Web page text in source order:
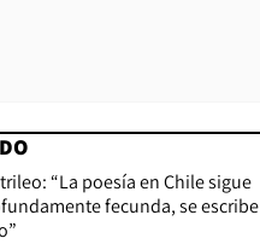
“La poesía en Chile sigue
fecunda, se escribe